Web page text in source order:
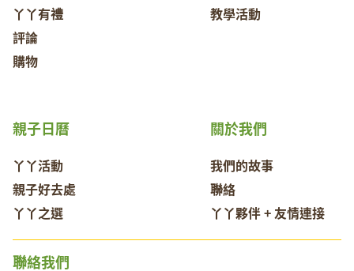
丫丫有禮
評論
購物
教學活動
關於我們
我們的故事
聯絡
丫丫夥伴 + 友情連接
親子日曆
丫丫活動
親子好去處
丫丫之選
聯絡我們